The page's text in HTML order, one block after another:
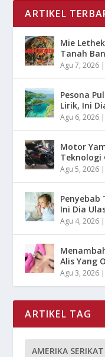
ARTIKEL
Mie
Tanah
Agu 7, 2026 |
Pesona
Lirik, Ini
Agu 6, 2026 |
Motor
Teknologi
Agu 5, 2026 |
Ini Dia
Agu 4, 2026 |
Alis Yang
Agu 3, 2026
ARTIKEL TAG
AMERIKA SERIKAT